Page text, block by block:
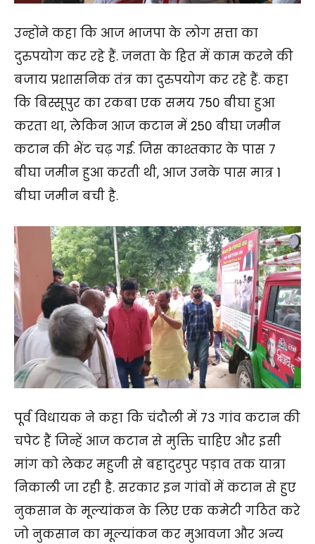
उन्होंने कहा कि आज भाजपा के लोग सत्ता का
दुरुपयोग कर रहे हैं. जनता के हित में काम करने की
बजाय प्रशासनिक तंत्र का दुरुपयोग कर रहे हैं. कहा
कि बिस्सूपुर का रकबा एक समय 750 बीघा हुआ
करता था, लेकिन आज कटान में 250 बीघा जमीन
कटान की भेंट चढ़ गई. जिस काश्तकार के पास 7
बीघा जमीन हुआ करती थी, आज उनके पास मात्र 1
बीघा जमीन बची है.
पूर्व विधायक ने कहा कि चंदौली में 73 गांव कटान की
चपेट हैं जिन्हें आज कटान से मुक्ति चाहिए और इसी
मांग को लेकर महुजी से बहादुरपुर पड़ाव तक यात्रा
निकाली जा रही है. सरकार इन गांवों में कटान से हुए
नुकसान के मूल्यांकन के लिए एक कमेटी गठित करे
जो नुकसान का मूल्यांकन कर मुआवजा और अन्य